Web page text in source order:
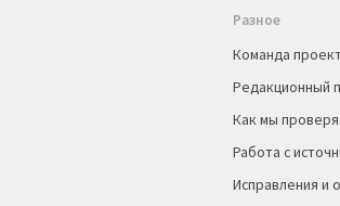
Разное
Команда
Редакционный
Как мы
Работа с
Исправления и